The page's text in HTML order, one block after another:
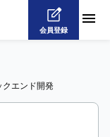
会員登録
クエンド開発